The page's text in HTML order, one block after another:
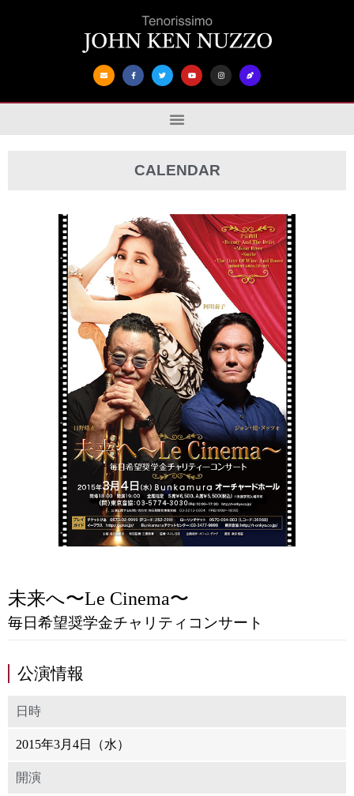
CALENDAR
未来へ〜Le Cinema〜
毎日希望奨学金チャリティコンサート
公演情報
日時
2015年3月4日（水）
開演